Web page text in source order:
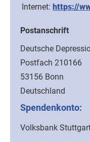
Internet: https://
Postanschrift
Deutsche
Postfach 210166
53156 Bonn
Deutschland
Spendenkonto:
Volksbank